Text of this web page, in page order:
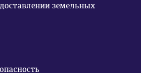
земельных